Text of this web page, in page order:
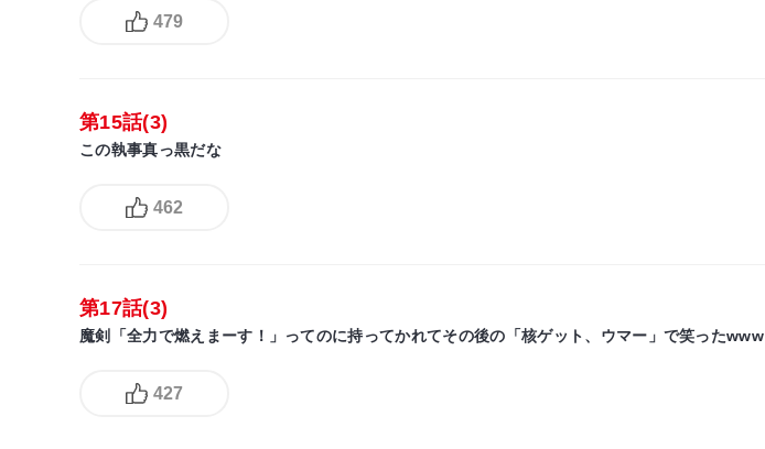
479
第15話(3)
この執事真っ黒だな
462
第17話(3)
魔剣「全力で燃えまーす！」ってのに持ってかれてその後の「核ゲット、ウマー」で笑ったwww
427